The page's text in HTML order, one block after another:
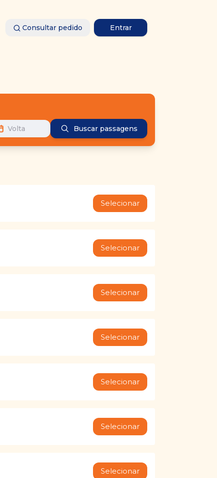
Consultar pedido Entrar
Volta Buscar passagens
Selecionar
Selecionar
Selecionar
Selecionar
Selecionar
Selecionar
Selecionar